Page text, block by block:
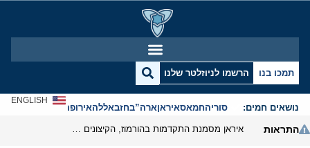
תמכו בנו הרשמו לניוזלטר שלנו
נושאים חמים: סוריהחמאסאיראןארה”בחזבאללהאירופהאנטישמיות
ENGLISH
התראות